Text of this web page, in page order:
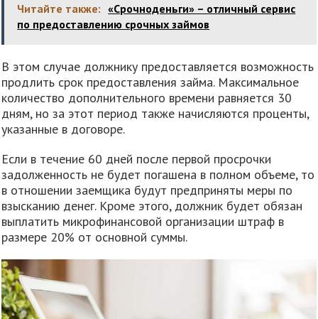
Читайте также: «Срочноденьги» – отличный сервис
по предоставлению срочных займов
В этом случае должнику предоставляется возможность
продлить срок предоставления займа. Максимальное
количество дополнительного времени равняется 30
дням, но за этот период также начисляются проценты,
указанные в договоре.
Если в течение 60 дней после первой просрочки
задолженность не будет погашена в полном объеме, то
в отношении заемщика будут предприняты меры по
взысканию денег. Кроме этого, должник будет обязан
выплатить микрофинансовой организации штраф в
размере 20% от основной суммы.